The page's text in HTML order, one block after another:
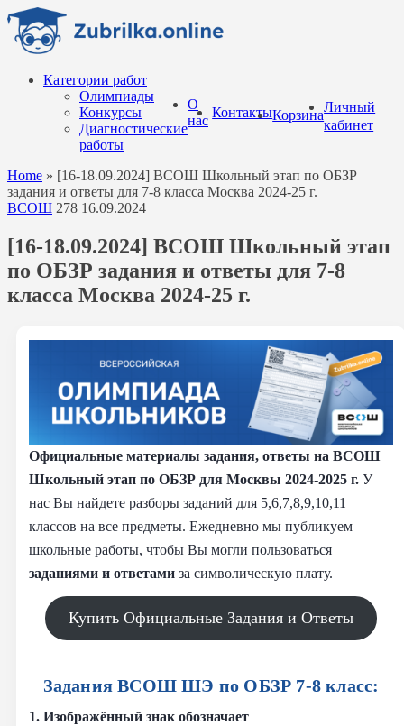
Перейти
содержанию
Категории работ
Олимпиады
Конкурсы
Диагностические
работы
О
нас
КонтактыКорзина
Личный
кабинет
Home » [16-18.09.2024] ВСОШ Школьный этап по ОБЗР
задания и ответы для 7-8 класса Москва 2024-25 г.
ВСОШ 278 16.09.2024
[16-18.09.2024] ВСОШ Школьный этап
по ОБЗР задания и ответы для 7-8
класса Москва 2024-25 г.
Официальные материалы задания, ответы на ВСОШ
Школьный этап по ОБЗР для Москвы 2024-2025 г. У
нас Вы найдете разборы заданий для 5,6,7,8,9,10,11
классов на все предметы. Ежедневно мы публикуем
школьные работы, чтобы Вы могли пользоваться
заданиями и ответами за символическую плату.
Купить Официальные Задания и Ответы
Задания ВСОШ ШЭ по ОБЗР 7-8 класс:
1. Изображённый знак обозначает